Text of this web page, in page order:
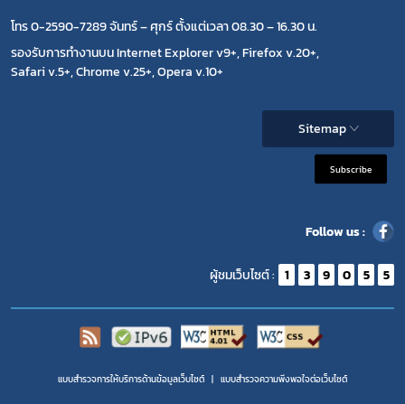
โทร 0-2590-7289 จันทร์ – ศุกร์ ตั้งแต่เวลา 08.30 – 16.30 น.
รองรับการทำงานบน Internet Explorer v9+, Firefox v.20+,
Safari v.5+, Chrome v.25+, Opera v.10+
Sitemap
Subscribe
Follow us :
ผู้ชมเว็บไซต์ : 1 3 9 0 5 5
แบบสำรวจการให้บริการด้านข้อมูลเว็บไซต์ แบบสำรวจความพีงพอใจต่อเว็บไซต์